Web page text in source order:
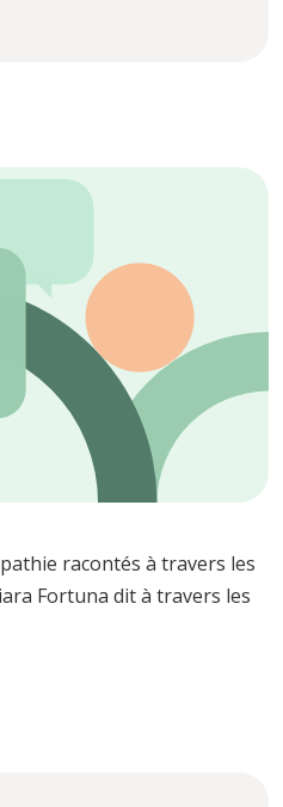
racontés à travers les
Fortuna dit à travers les